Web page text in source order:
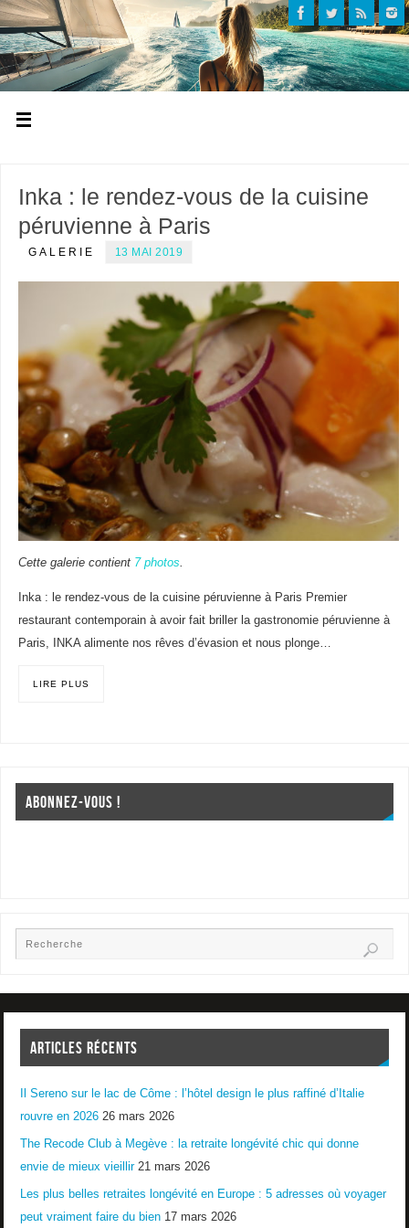
Inka : le rendez-vous de la cuisine
péruvienne à Paris
GALERIE 13 MAI 2019
Cette galerie contient 7 photos
Inka : le rendez-vous de la cuisine péruvienne à Paris Premier
restaurant contemporain à avoir fait briller la gastronomie péruvienne à
Paris, INKA alimente nos rêves d’évasion et nous plonge…
LIRE PLUS
ABONNEZ-VOUS !
ARTICLES RÉCENTS
Il Sereno sur le lac de Côme : l’hôtel design le plus raffiné d’Italie
rouvre en 2026 26 mars 2026
The Recode Club à Megève : la retraite longévité chic qui donne
envie de mieux vieillir 21 mars 2026
Les plus belles retraites longévité en Europe : 5 adresses où voyager
peut vraiment faire du bien 17 mars 2026